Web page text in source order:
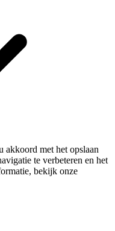
met het opslaan
te verbeteren en het
bekijk onze